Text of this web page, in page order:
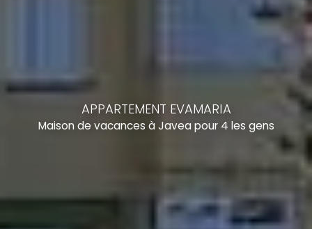
APPARTEMENT EVAMARIA
Maison de vacances à Javea pour 4 les gens